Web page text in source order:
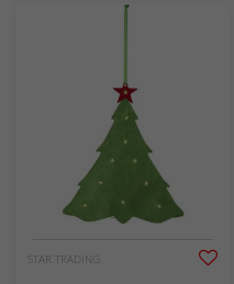
STAR TRADING